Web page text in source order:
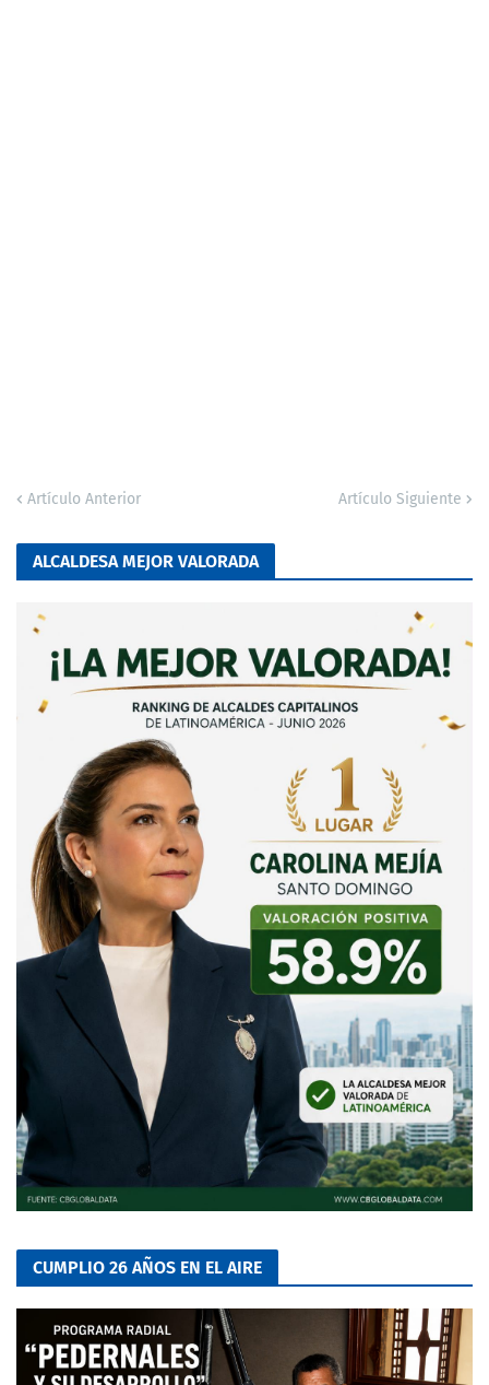
Artículo Anterior Artículo Siguiente
ALCALDESA MEJOR VALORADA
CUMPLIO 26 AÑOS EN EL AIRE